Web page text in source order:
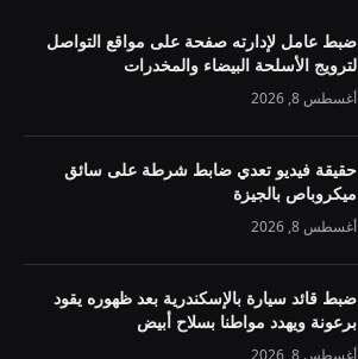
ضبط عامل لإدارته صفحة على مواقع التواصل
لترويج الأسلحة البيضاء والمخدرات
أغسطس 8, 2026
حقيقة فيديو تعدي ضابط شرطة على سائق
ميكروباص بالجيزة
أغسطس 8, 2026
ضبط قائد سيارة بالإسكندرية بعد ظهوره يقود
برعونة ويهدد مواطنا بسلاح أبيض
أغسطس 8, 2026